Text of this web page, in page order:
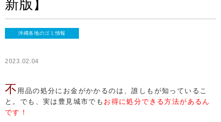
新版】
沖縄各地のゴミ情報
2023.02.04
不 用品の処分にお金がかかるのは、誰しもが知っているこ
と。でも、実は豊見城市でも お得に処分できる方法があるん
です！